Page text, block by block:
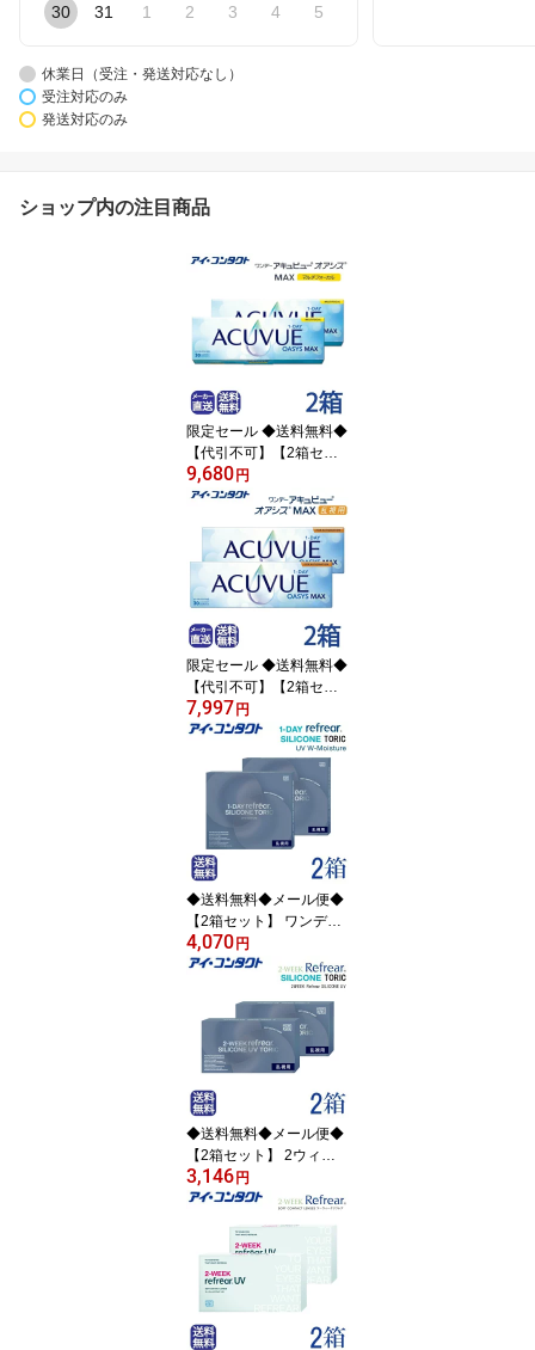
30 31 1 2 3 4 5
休業日（受注・発送対応なし）
受注対応のみ
発送対応のみ
ショップ内の注目商品
限定セール ◆送料無料◆
【代引不可】【2箱セッ
ト】 ワンデー アキュビ
ュー オアシス MAX マル
チフォーカル 遠近両用コ
ンタクトレンズ (30枚)
(コンタクトレンズ ワン
デー 1day 1日使い捨て
オアシス max 遠近両用
うるいおい ジョンソン&
ジョンソン 要処方指示書
提出 )
9,680 円
限定セール ◆送料無料◆
【代引不可】【2箱セッ
ト】 ワンデーアキュビュ
ーオアシス MAX 乱視用
コンタクトレンズ (30
枚)】(コンタクトレンズ
ワンデー 1day 1日使い捨
て オアシス max 乱視用
トーリック うるいおい
ジョンソン&ジョンソン
アキュビュー 要処方指示
書提出 )
7,997 円
◆送料無料◆メール便◆
【2箱セット】 ワンデー
リフレア シリコーン 乱
視用 UV Wモイスチャー
【30枚】（ UV Wモイス
チャー コンタクトレンズ
ワンデー ワンデーコンタ
クト ワンデイコンタクト
1day 使い捨てコンタク
ト UVカット シリコン 酸
素透過率 従来品比較15.6
倍 )
4,070 円
◆送料無料◆メール便◆
【2箱セット】 2ウィー
クリフレア シリコーン U
V 乱視用【6枚】（ 2wee
ク 2週間コンタクト コン
タクトレンズ 乱視用 TO
RIC 2週間使い捨てコン
タクト UVカット シリコ
ン フロムアイズ )
3,146 円